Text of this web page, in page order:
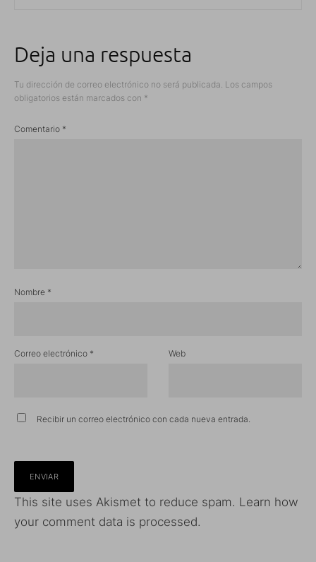
Deja una respuesta
Tu dirección de correo electrónico no será publicada. Los campos
obligatorios están marcados con *
Comentario *
Nombre *
Correo electrónico * Web
Recibir un correo electrónico con cada nueva entrada.
This site uses Akismet to reduce spam. Learn how
your comment data is processed.